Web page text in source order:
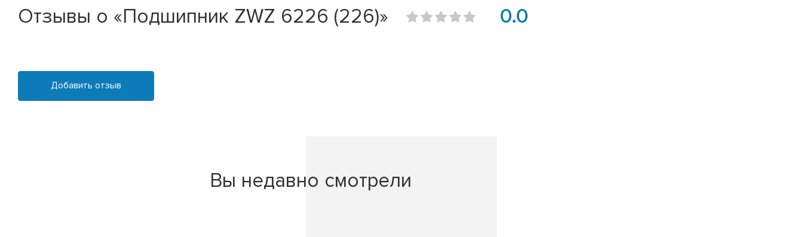
Отзывы о «Подшипник ZWZ 6226 (226)» 0.0
Добавить отзыв
Вы недавно смотрели